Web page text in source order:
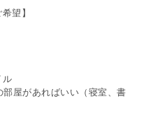
望】
ル
部屋があればいい（寝室、書